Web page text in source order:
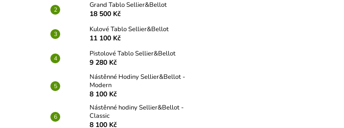
Grand Tablo Sellier&Bellot
18 500 Kč
Kulové Tablo Sellier&Bellot
11 100 Kč
Pistolové Tablo Sellier&Bellot
9 280 Kč
Nástěnné Hodiny Sellier&Bellot -
Modern
8 100 Kč
Nástěnné hodiny Sellier&Bellot -
Classic
8 100 Kč